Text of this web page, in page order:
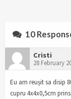
10
Cristi
28 February
Eu am reușit sa disip
cupru 4x4x0,5cm